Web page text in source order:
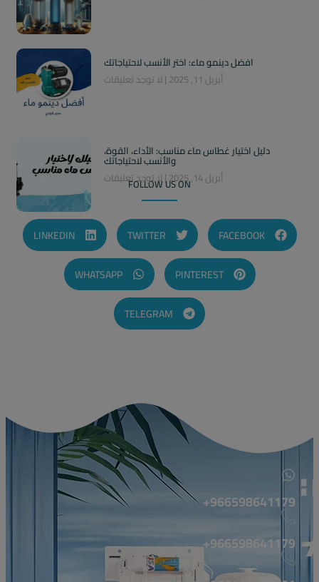
افضل دينمو ماء: اختر الأنسب لاحتياجاتك
أبريل 11, 2025
لا توجد تعليقات
دليل اختيار غطاس ماء مناسب: الأداء، القوة،
والأنسب لاحتياجاتك
أبريل 14, 2025
لا توجد تعليقات
FOLLOW US ON
FACEBOOK
TWITTER
LINKEDIN
PINTEREST
WHATSAPP
TELEGRAM
966598641179+
966598641179+